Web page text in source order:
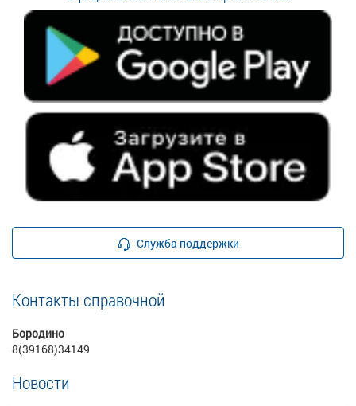
Служба поддержки
Контакты справочной
Бородино
8(39168)34149
Новости